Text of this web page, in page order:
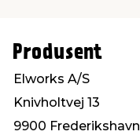
Produsent
Elworks A/S
Knivholtvej 13
9900 Frederikshavn